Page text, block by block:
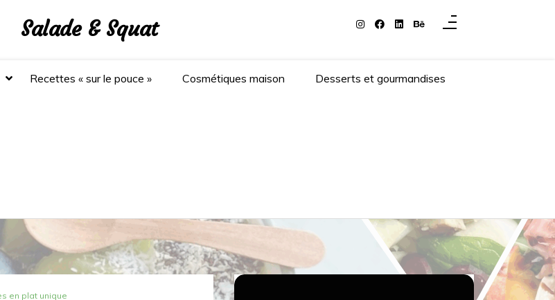
Salade & Squat
Recettes « sur le pouce » Cosmétiques maison Desserts et gourmandises
en plat unique